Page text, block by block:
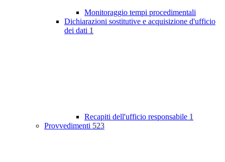
Monitoraggio tempi procedimentali
Dichiarazioni sostitutive e acquisizione d'ufficio
dei dati 1
Recapiti dell'ufficio responsabile 1
Provvedimenti 523